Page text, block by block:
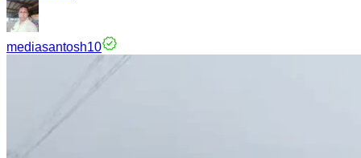
mediasantosh10